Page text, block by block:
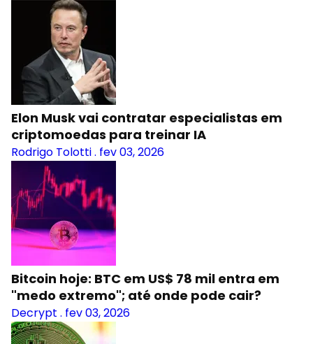
Elon Musk vai contratar especialistas em
criptomoedas para treinar IA
Rodrigo Tolotti. fev 03, 2026
Bitcoin hoje: BTC em US$ 78 mil entra em
"medo extremo"; até onde pode cair?
Decrypt . fev 03, 2026